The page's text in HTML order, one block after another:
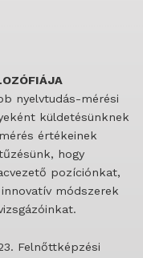
nyelvtudás-mérési
küldetésünknek
értékeinek
hogy
pozíciónkat,
módszerek
Felnőttképzési